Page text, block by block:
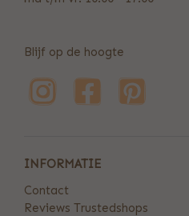
Blijf op de hoogte
INFORMATIE
Contact
Reviews Trustedshops